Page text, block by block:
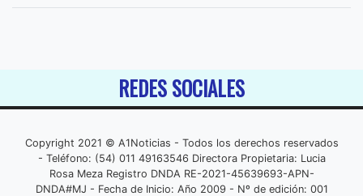
REDES SOCIALES
Copyright 2021 © A1Noticias - Todos los derechos reservados
- Teléfono: (54) 011 49163546 Directora Propietaria: Lucia
Rosa Meza Registro DNDA RE-2021-45639693-APN-
DNDA#MJ - Fecha de Inicio: Año 2009 - Nº de edición: 001